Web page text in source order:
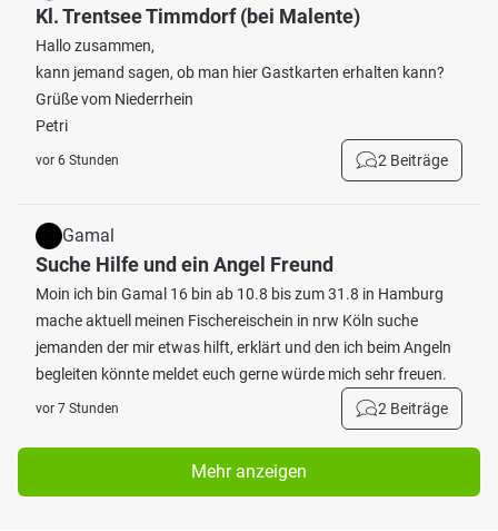
Kl. Trentsee Timmdorf (bei Malente)
Hallo zusammen,
kann jemand sagen, ob man hier Gastkarten erhalten kann?
Grüße vom Niederrhein
Petri
vor 6 Stunden 2 Beiträge
Gamal
Suche Hilfe und ein Angel Freund
Moin ich bin Gamal 16 bin ab 10.8 bis zum 31.8 in Hamburg
mache aktuell meinen Fischereischein in nrw Köln suche
jemanden der mir etwas hilft, erklärt und den ich beim Angeln
begleiten könnte meldet euch gerne würde mich sehr freuen.
vor 7 Stunden 2 Beiträge
Mehr anzeigen